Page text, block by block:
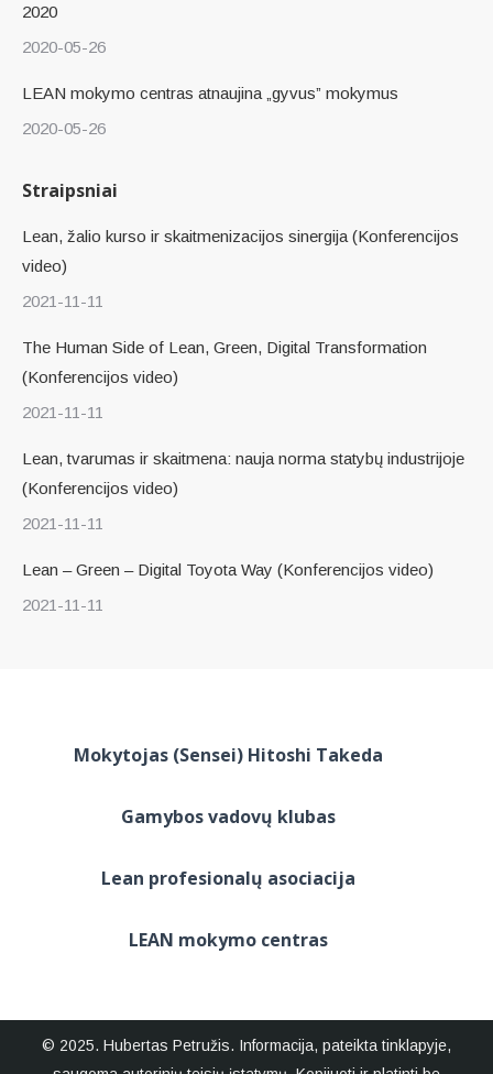
2020
2020-05-26
LEAN mokymo centras atnaujina „gyvus” mokymus
2020-05-26
Straipsniai
Lean, žalio kurso ir skaitmenizacijos sinergija (Konferencijos
video)
2021-11-11
The Human Side of Lean, Green, Digital Transformation
(Konferencijos video)
2021-11-11
Lean, tvarumas ir skaitmena: nauja norma statybų industrijoje
(Konferencijos video)
2021-11-11
Lean – Green – Digital Toyota Way (Konferencijos video)
2021-11-11
Mokytojas (Sensei) Hitoshi Takeda
Gamybos vadovų klubas
Lean profesionalų asociacija
LEAN mokymo centras
© 2025. Hubertas Petružis. Informacija, pateikta tinklapyje,